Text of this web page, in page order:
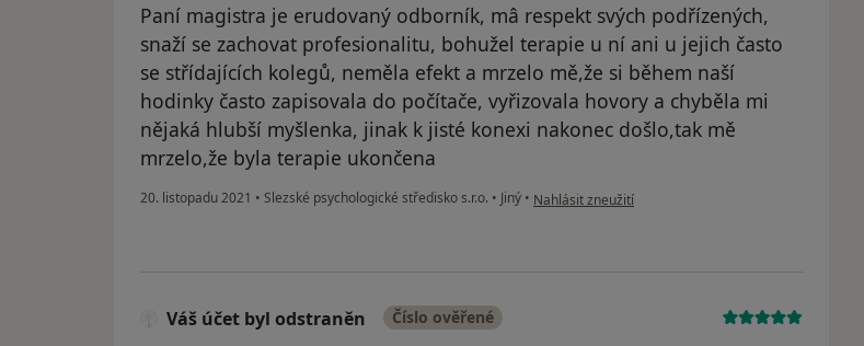
Paní magistra je erudovaný odborník, mâ respekt svých podřízených,
snaží se zachovat profesionalitu, bohužel terapie u ní ani u jejich často
se střídajících kolegů, neměla efekt a mrzelo mě,že si během naší
hodinky často zapisovala do počítače, vyřizovala hovory a chyběla mi
nějaká hlubší myšlenka, jinak k jisté konexi nakonec došlo,tak mě
mrzelo,že byla terapie ukončena
20. listopadu 2021 • Slezské psychologické středisko s.r.o. • Jiný • podle názoru uživatele G.T.
Nahlásit zneužití
Váš účet byl odstraněn Číslo ověřené